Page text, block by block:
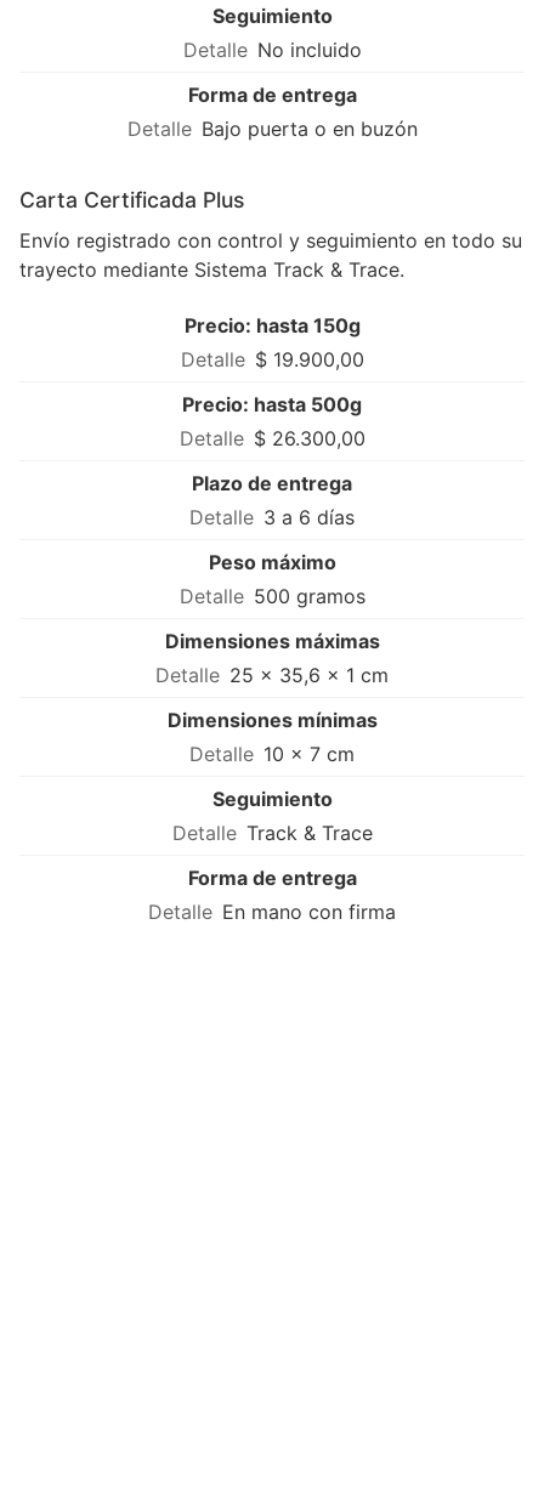
Seguimiento
No incluido
Forma de entrega
Bajo puerta o en buzón
Carta Certificada Plus
Envío registrado con control y seguimiento en todo su
trayecto mediante Sistema Track & Trace.
Precio: hasta 150g
$ 19.900,00
Precio: hasta 500g
$ 26.300,00
Plazo de entrega
3 a 6 días
Peso máximo
500 gramos
Dimensiones máximas
25 × 35,6 × 1 cm
Dimensiones mínimas
10 × 7 cm
Seguimiento
Track & Trace
Forma de entrega
En mano con firma